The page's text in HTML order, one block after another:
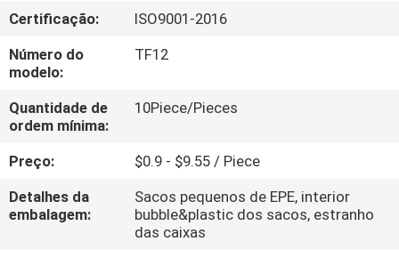
VISITA
À
FÁBRICA
CONTROLE
DE
QUALIDADE
Certificação:
ISO9001-2016
Número do
modelo:
TF12
Quantidade de
ordem mínima:
10Piece/Pieces
Preço:
$0.9 - $9.55 / Piece
Detalhes da
embalagem:
Sacos pequenos de EPE, interior
bubble&plastic dos sacos, estranho
das caixas